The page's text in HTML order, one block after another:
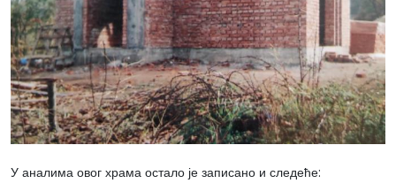
У аналима овог храма остало је записано и следеће: